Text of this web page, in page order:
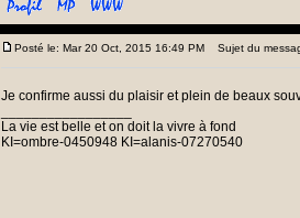
Posté le: Mar 20 Oct, 2015 16:49 PM Sujet du
Je confirme aussi du plaisir et plein de beaux
La vie est belle et on doit la vivre à fond
KI=ombre-0450948 KI=alanis-07270540